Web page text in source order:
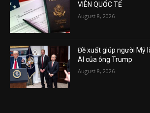
VIÊN QUỐC TẾ
August 8, 2026
Đề xuất giúp người Mỹ
AI của ông Trump
August 8, 2026